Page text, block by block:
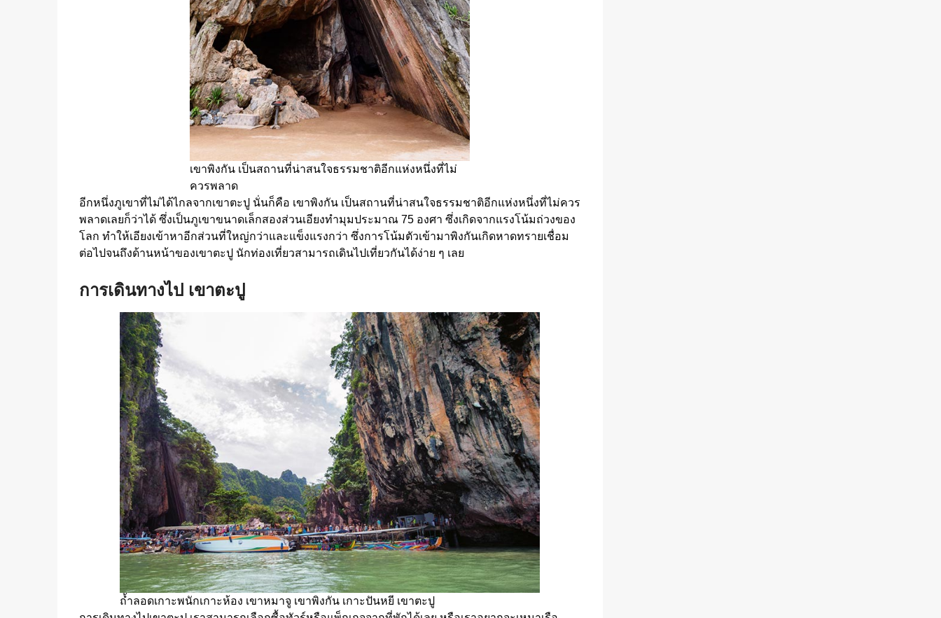
เขาพิงกัน เป็นสถานที่น่าสนใจธรรมชาติอีกแห่งหนึ่งที่ไม่
ควรพลาด
อีกหนึ่งภูเขาที่ไม่ได้ไกลจากเขาตะปู นั่นก็คือ เขาพิงกัน เป็นสถานที่น่าสนใจธรรมชาติอีกแห่งหนึ่งที่ไม่ควร
พลาดเลยก็ว่าได้ ซึ่งเป็นภูเขาขนาดเล็กสองส่วนเอียงทำมุมประมาณ 75 องศา ซึ่งเกิดจากแรงโน้มถ่วงของ
โลก ทำให้เอียงเข้าหาอีกส่วนที่ใหญ่กว่าและแข็งแรงกว่า ซึ่งการโน้มตัวเข้ามาพิงกันเกิดหาดทรายเชื่อม
ต่อไปจนถึงด้านหน้าของเขาตะปู นักท่องเที่ยวสามารถเดินไปเที่ยวกันได้ง่าย ๆ เลย
การเดินทางไป เขาตะปู
ถ้ำลอดเกาะพนักเกาะห้อง เขาหมาจู เขาพิงกัน เกาะปันหยี เขาตะปู